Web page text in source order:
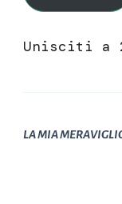
Unisciti
LA MIA